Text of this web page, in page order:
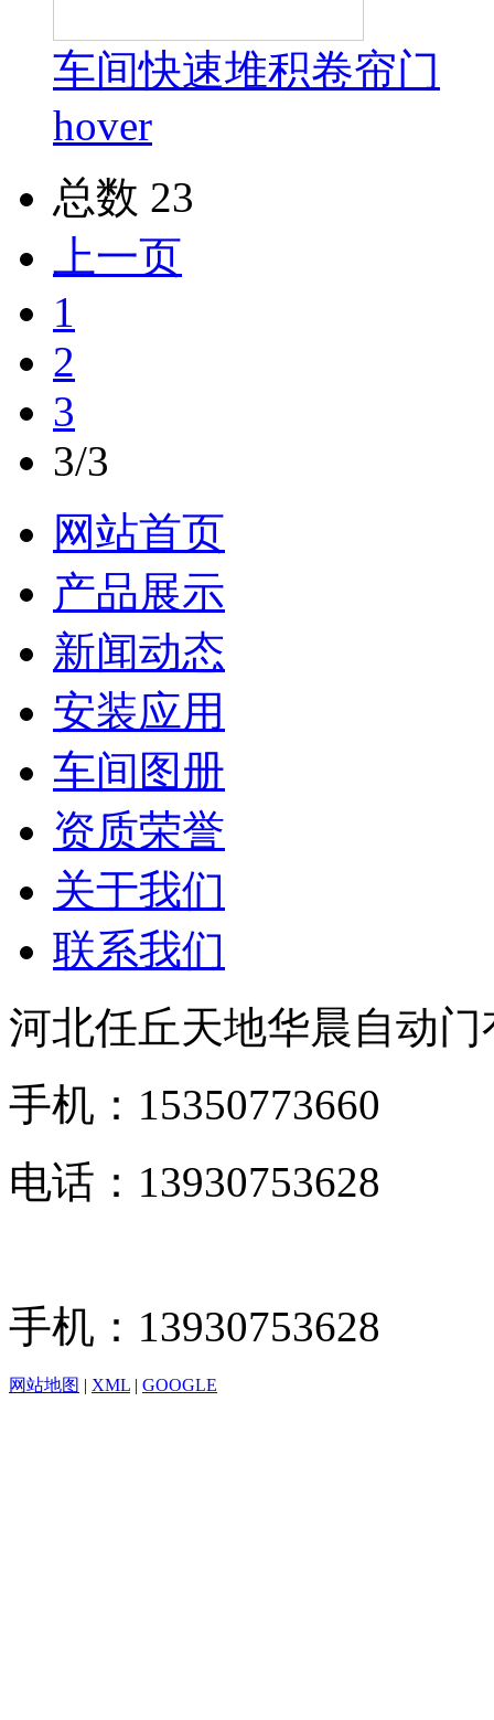
车间快速堆积卷帘门
hover
总数 23
上一页
1
2
3
3/3
网站首页
产品展示
新闻动态
安装应用
车间图册
资质荣誉
关于我们
联系我们
河北任丘天地华晨自动
手机：15350773660
电话：13930753628
手机：13930753628
网站地图 | XML | GOOGLE